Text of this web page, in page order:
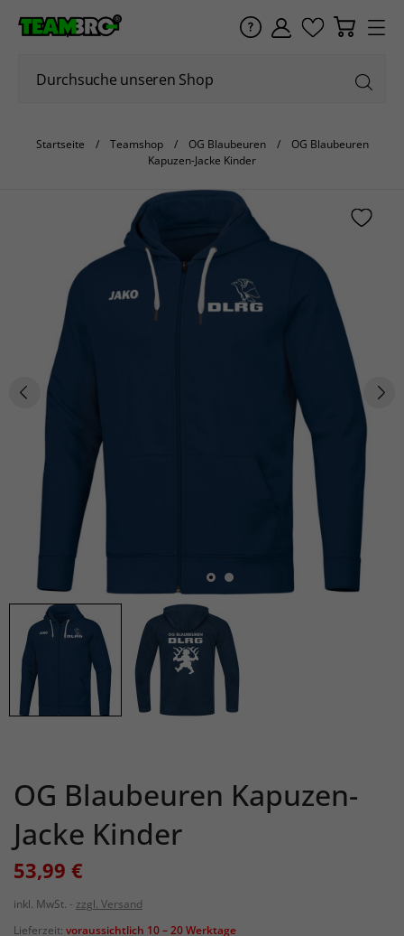
Startseite Teamshop OG Blaubeuren
OG Blaubeuren
Kapuzen-Jacke Kinder
OG Blaubeuren Kapuzen-
Jacke Kinder
53,99 €
inkl. MwSt.
zzgl. Versand
Lieferzeit: voraussichtlich 10 – 20 Werktage